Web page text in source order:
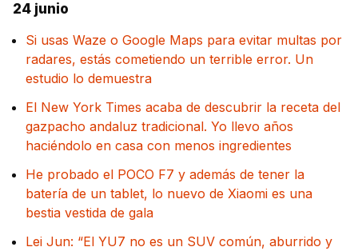
24 junio
Si usas Waze o Google Maps para evitar multas por
radares, estás cometiendo un terrible error. Un
estudio lo demuestra
El New York Times acaba de descubrir la receta del
gazpacho andaluz tradicional. Yo llevo años
haciéndolo en casa con menos ingredientes
He probado el POCO F7 y además de tener la
batería de un tablet, lo nuevo de Xiaomi es una
bestia vestida de gala
Lei Jun: “El YU7 no es un SUV común, aburrido y